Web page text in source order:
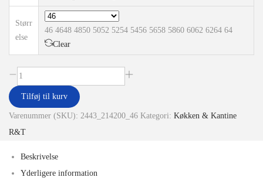
Størr
else
46 4648 4850 5052 5254 5456 5658 5860 6062 6264 64
Clear
Tilføj til kurv
Varenummer (SKU): 2443_214200_46 Kategori: Køkken & Kantine
R&T
Beskrivelse
Yderligere information